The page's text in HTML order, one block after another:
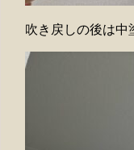
吹き戻しの後は中